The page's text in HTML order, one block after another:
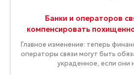
Банки и операторов
компенсировать
Главное изменение: теперь
операторы связи могут быть
украденное, если они